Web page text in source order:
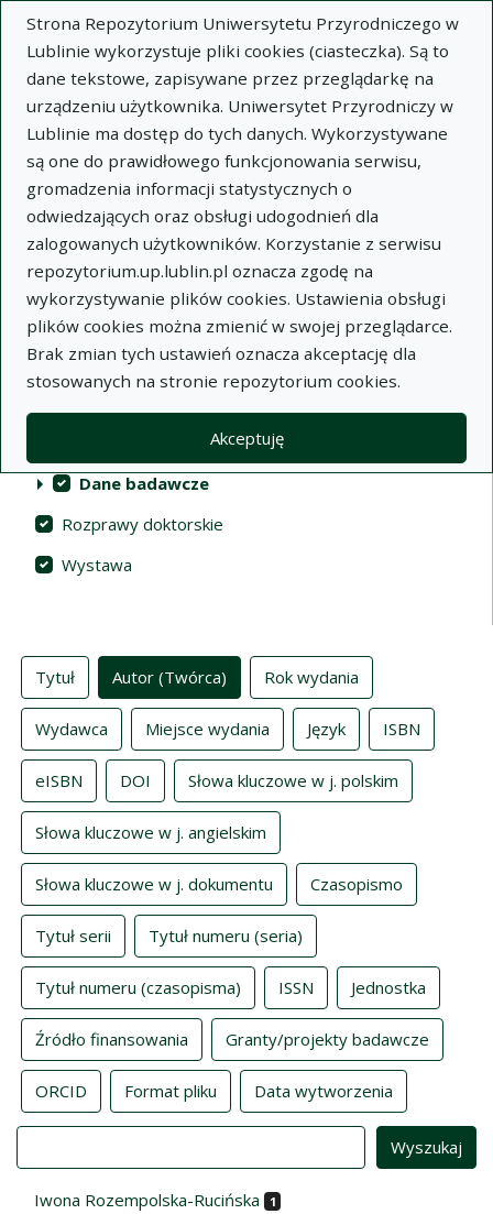
Strona Repozytorium Uniwersytetu Przyrodniczego w
Lublinie wykorzystuje pliki cookies (ciasteczka). Są to
dane tekstowe, zapisywane przez przeglądarkę na
urządzeniu użytkownika. Uniwersytet Przyrodniczy w
Lublinie ma dostęp do tych danych. Wykorzystywane
są one do prawidłowego funkcjonowania serwisu,
gromadzenia informacji statystycznych o
odwiedzających oraz obsługi udogodnień dla
zalogowanych użytkowników. Korzystanie z serwisu
repozytorium.up.lublin.pl oznacza zgodę na
wykorzystywanie plików cookies. Ustawienia obsługi
plików cookies można zmienić w swojej przeglądarce.
Brak zmian tych ustawień oznacza akceptację dla
stosowanych na stronie repozytorium cookies.
Akceptuję
Repozytorium Uniwersytetu
Przyrodniczego w Lublinie
Indeksy
Akcje na kolekcjach Wyczyść Zaznacz wszystko
Kolekcje(automatyczne przeładowanie treści)
Publikacje naukowe
Materiały audiowizualne
Dane badawcze
Rozprawy doktorskie
Wystawa
Indeksy
Tytuł Autor (Twórca) Rok wydania
Wydawca Miejsce wydania Język ISBN
eISBN DOI Słowa kluczowe w j. polskim
Słowa kluczowe w j. angielskim
Słowa kluczowe w j. dokumentu Czasopismo
Tytuł serii Tytuł numeru (seria)
Tytuł numeru (czasopisma) ISSN Jednostka
Źródło finansowania Granty/projekty badawcze
ORCID Format pliku Data wytworzenia
Iwona Rozempolska-Rucińska 1